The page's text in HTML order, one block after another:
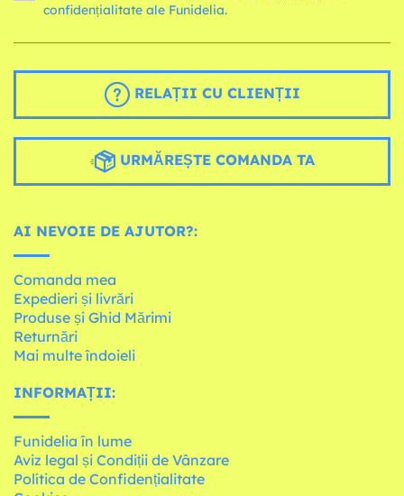
confidențialitate ale Funidelia.
RELAȚII CU CLIENȚII
URMĂREȘTE COMANDA TA
AI NEVOIE DE AJUTOR?:
Comanda mea
Expedieri și livrări
Produse și Ghid Mărimi
Returnări
Mai multe îndoieli
INFORMAȚII:
Funidelia în lume
Aviz legal și Condiții de Vânzare
Política de Confidențialitate